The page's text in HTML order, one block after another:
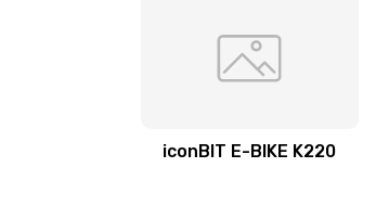
iconBIT E-BIKE K220